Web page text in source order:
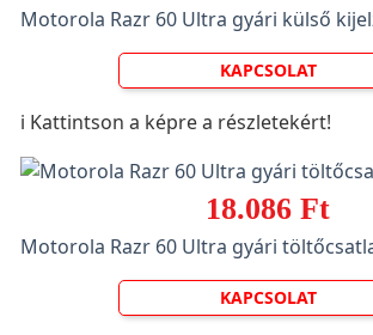
Motorola Razr 60 Ultra gyári külső
KAPCSOLAT
ℹ️ Kattintson a képre a részletekért!
18.086 Ft
Motorola Razr 60 Ultra gyári
KAPCSOLAT